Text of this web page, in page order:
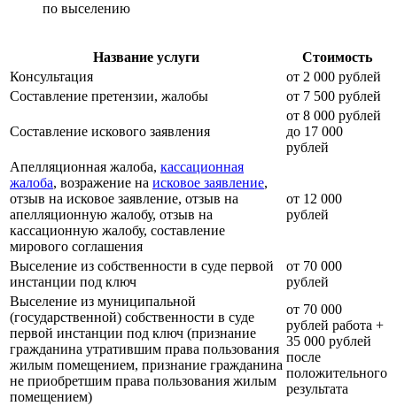
по выселению
Название услуги
Стоимость
Консультация
от 2 000 рублей
Составление претензии, жалобы
от 7 500 рублей
Составление искового заявления
от 8 000 рублей
до 17 000
рублей
Апелляционная жалоба, кассационная
жалоба, возражение на исковое заявление,
отзыв на исковое заявление, отзыв на
апелляционную жалобу, отзыв на
кассационную жалобу, составление
мирового соглашения
от 12 000
рублей
Выселение из собственности в суде первой
инстанции под ключ
от 70 000
рублей
Выселение из муниципальной
(государственной) собственности в суде
первой инстанции под ключ (признание
гражданина утратившим права пользования
жилым помещением, признание гражданина
не приобретшим права пользования жилым
помещением)
от 70 000
рублей работа +
35 000 рублей
после
положительного
результата